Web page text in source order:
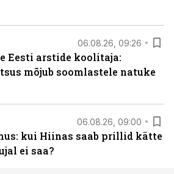
06.08.26, 09:26
Eesti arstide koolitaja:
mõjub soomlastele natuke
06.08.26, 09:00
kui Hiinas saab prillid kätte
ei saa?